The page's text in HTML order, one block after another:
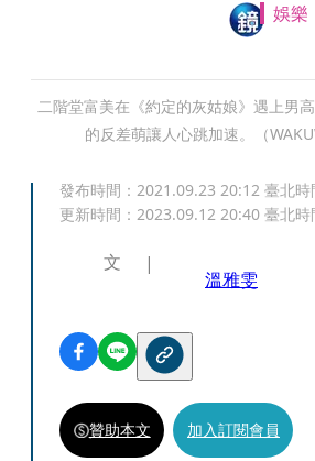
娛樂
二階堂富美在《約定的灰姑娘》遇上男
的反差萌讓人心跳加速。（
發布時間： 2021.09.23 20:12 臺北時
更新時間： 2023.09.12 20:40 臺北時
文
溫雅雯
贊助本文 加入訂閱會員